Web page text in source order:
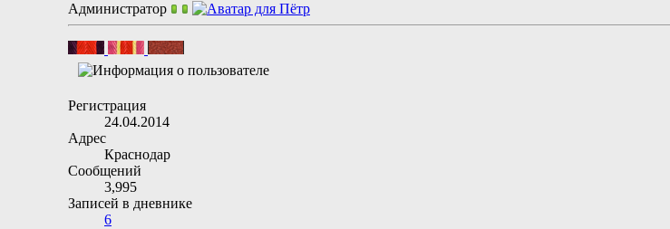
Администратор
Регистрация
24.04.2014
Адрес
Краснодар
Сообщений
3,995
Записей в дневнике
6